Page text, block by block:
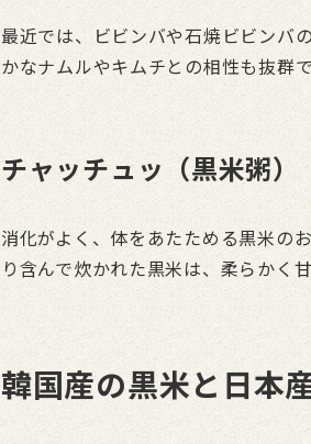
最近では、ビビンバや石焼ビビンバ
かなナムルやキムチとの相性も抜群
チャッチュッ（黒米粥）
消化がよく、体をあたためる黒米の
り含んで炊かれた黒米は、柔らかく
韓国産の黒米と日本